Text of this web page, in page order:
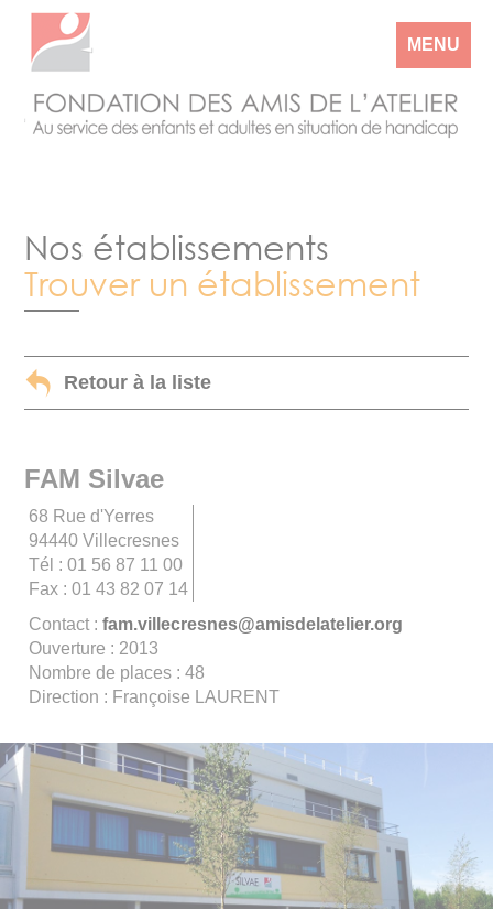
MENU
Nos établissements
Trouver un établissement
Retour à la liste
FAM Silvae
68 Rue d'Yerres
94440 Villecresnes
Tél : 01 56 87 11 00
Fax : 01 43 82 07 14
Contact :fam.villecresnes@amisdelatelier.org
Ouverture : 2013
Nombre de places : 48
Direction : Françoise LAURENT